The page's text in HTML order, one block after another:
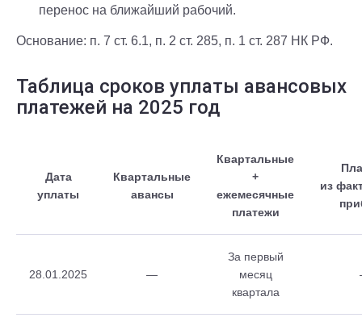
перенос на ближайший рабочий.
Основание: п. 7 ст. 6.1, п. 2 ст. 285, п. 1 ст. 287 НК РФ.
Таблица сроков уплаты авансовых
платежей на 2025 год
Дата
уплаты
Квартальные
авансы
Квартальные
+
ежемесячные
платежи
из
28.01.2025 —
За первый
месяц
квартала